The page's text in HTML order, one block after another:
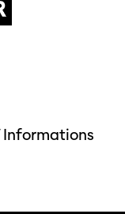
Informations